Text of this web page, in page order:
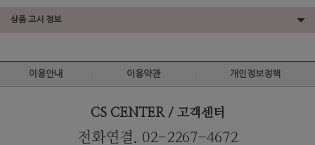
상품 고시 정보
이용안내 이용약관 개인정보정책
CS CENTER / 고객센터
전화연결. 02-2267-4672